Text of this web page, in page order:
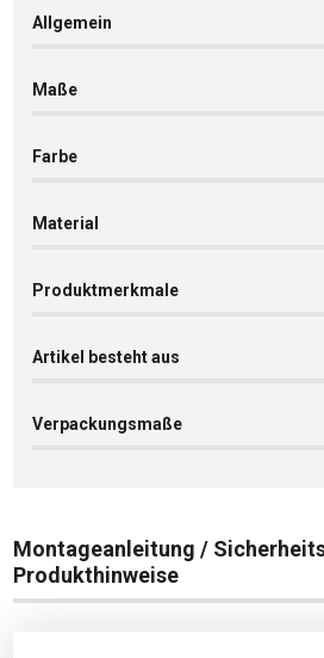
Allgemein
Maße
Farbe
Material
Produktmerkmale
Artikel besteht aus
Verpackungsmaße
Montageanleitung /
Produkthinweise